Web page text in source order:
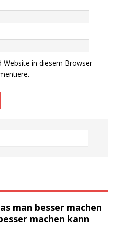
Website in diesem Browser
man besser machen
machen kann